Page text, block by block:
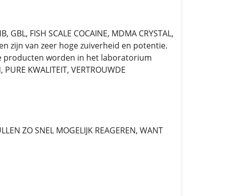
FISH SCALE COCAINE, MDMA CRYSTAL,
zijn van zeer hoge zuiverheid en potentie.
producten worden in het laboratorium
KWALITEIT, VERTROUWDE
ZO SNEL MOGELIJK REAGEREN, WANT